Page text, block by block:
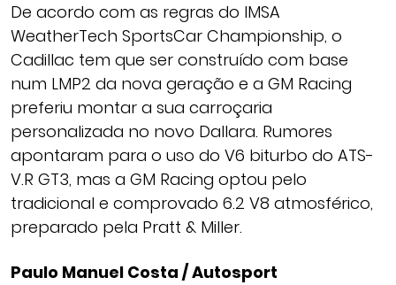
De acordo com as regras do IMSA
WeatherTech SportsCar Championship, o
Cadillac tem que ser construído com base
num LMP2 da nova geração e a GM Racing
preferiu montar a sua carroçaria
personalizada no novo Dallara. Rumores
apontaram para o uso do V6 biturbo do ATS-
V.R GT3, mas a GM Racing optou pelo
tradicional e comprovado 6.2 V8 atmosférico,
preparado pela Pratt & Miller.
Paulo Manuel Costa / Autosport